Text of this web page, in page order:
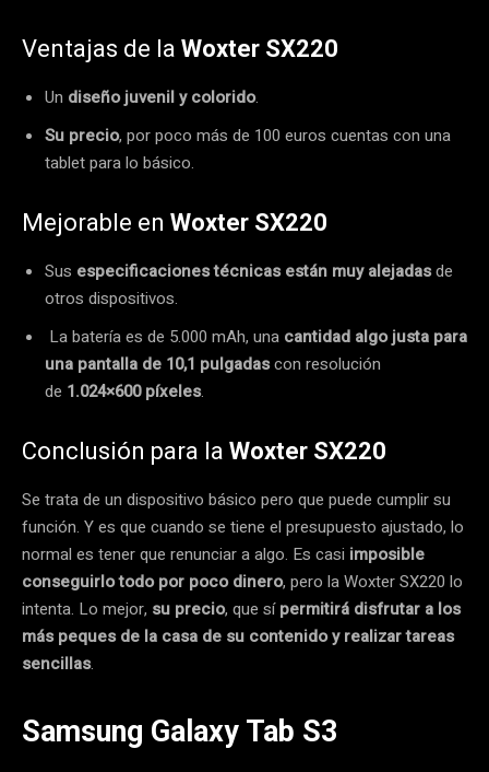
Ventajas de la Woxter SX220
Un diseño juvenil y colorido.
Su precio, por poco más de 100 euros cuentas con una
tablet para lo básico.
Mejorable en Woxter SX220
Sus especificaciones técnicas están muy alejadasde
otros dispositivos.
La batería es de 5.000 mAh, una cantidad algo justa para
una pantalla de 10,1 pulgadascon resolución
de 1.024×600 píxeles.
Conclusión para la Woxter SX220
Se trata de un dispositivo básico pero que puede cumplir su
función. Y es que cuando se tiene el presupuesto ajustado, lo
normal es tener que renunciar a algo. Es casi imposible
conseguirlo todo por poco dinero, pero la Woxter SX220 lo
intenta. Lo mejor, su precio, que sípermitirá disfrutar a los
más peques de la casa de su contenido y realizar tareas
sencillas.
Samsung Galaxy Tab S3